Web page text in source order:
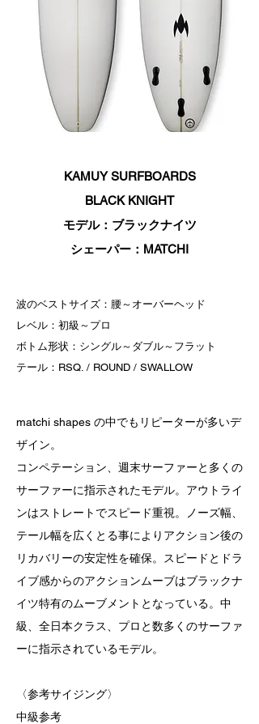
KAMUY SURFBOARDS
BLACK KNIGHT
モデル：ブラックナイツ
シェーパー：MATCHI
波のベストサイズ：腰～オーバーヘッド
レベル：初級～プロ
ボトム形状：シングル～ダブル～フラット
テール：RSQ. / ROUND / SWALLOW
matchi shapes の中でもリピーターが多いデ
ザイン。
コンペテーション、週末サーファーと多くの
サーファーに指示されたモデル。アウトライ
ンはストレートでスピード重視。ノーズ幅、
テール幅を広くとる事によりアクション後の
リカバリーの安定性を確保。スピードとドラ
イブ感からのアクションムーブはブラックナ
イツ特有のムーブメントとなっている。中
級、全日本クラス、プロと数多くのサーファ
ーに指示されているモデル。
〈参考サイジング〉
中級参考